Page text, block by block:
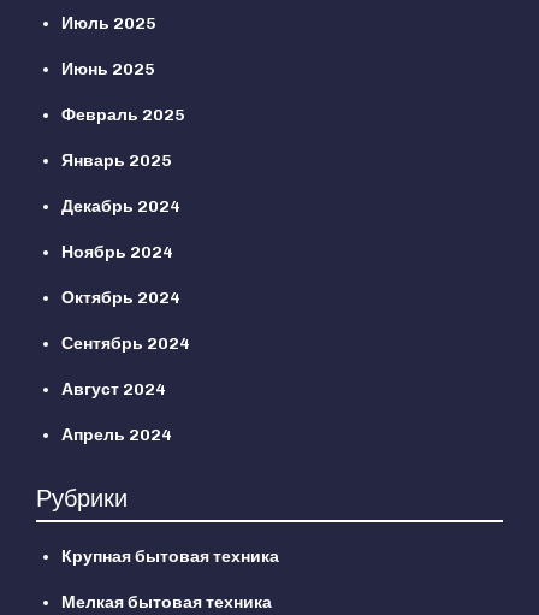
Июль 2025
Июнь 2025
Февраль 2025
Январь 2025
Декабрь 2024
Ноябрь 2024
Октябрь 2024
Сентябрь 2024
Август 2024
Апрель 2024
Рубрики
Крупная бытовая техника
Мелкая бытовая техника